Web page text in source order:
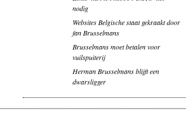
nodig
Websites Belgische staat gekraakt door
fan Brusselmans
Brusselmans moet betalen voor
vuilspuiterij
Herman Brusselmans blijft een
dwarsligger